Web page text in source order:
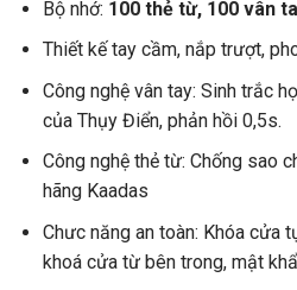
Bộ nhớ: 100 thẻ từ, 100 vân
Thiết kế tay cầm, nắp trượt,
Công nghệ vân tay: Sinh trắc
của Thụy Điển, phản hồi 0,5s.
Công nghệ thẻ từ: Chống sao
hãng Kaadas
Chưc năng an toàn: Khóa cửa
khoá cửa từ bên trong, mật